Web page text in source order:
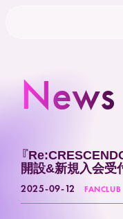
TOP
SCHEDULE
News
『
開設&新規入会受
2025-09-12 FANCLUB